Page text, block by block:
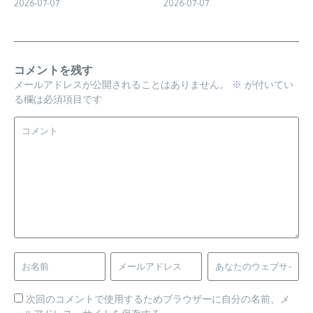
2026-07-07 2026-07-07
コメントを残す
メールアドレスが公開されることはありません。 ※ が付いてい
る欄は必須項目です
次回のコメントで使用するためブラウザーに自分の名前、メ